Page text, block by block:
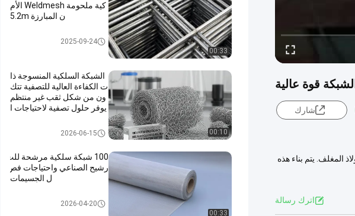
شارك
المغلف. يتم بناء هذه
اترك رسالة
00:33
كية ملحومة Weldmesh الأم
ن المبارزة 5.2m
لوحات شبكة سلكية ملحومة
2025-09-24
00:10
الشبكة السلكية المنسوجة ذا
ت الكفاءة العالية للتصفية تتك
ون من شكل ثقب غير منتظم
يوفر حلول تصفية لاحتياجات ا
شبكة سلكية محبوكة2026-06-15
00:33
100 شبكة سلكية مرشحة للت
رشيح الصناعي واحتياجات فص
ل الجسيمات
مرشح شبكة سلكية2026-04-20